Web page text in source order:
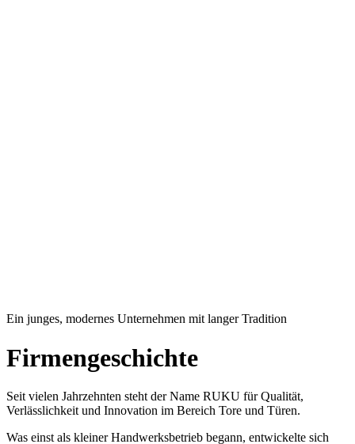
Ein junges, modernes Unternehmen mit langer Tradition
Firmengeschichte
Seit vielen Jahrzehnten steht der Name RUKU für Qualität,
Verlässlichkeit und Innovation im Bereich Tore und Türen.
Was einst als kleiner Handwerksbetrieb begann, entwickelte sich